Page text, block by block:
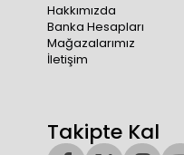
Hakkımızda
Banka Hesapları
Mağazalarımız
İletişim
Takipte Kal